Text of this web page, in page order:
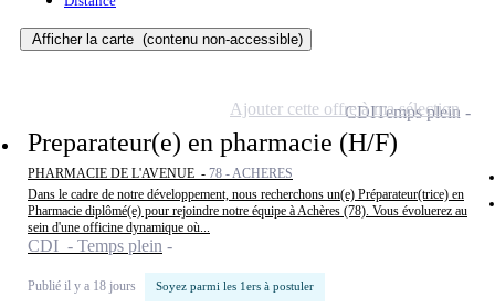
Afficher la carte (contenu non-accessible)
Preparateur(e) en pharmacie (H/F)
PHARMACIE DE L'AVENUE - 78 - ACHERES
Dans le cadre de notre développement, nous recherchons un(e) Préparateur(trice) en
Pharmacie diplômé(e) pour rejoindre notre équipe à Achères (78). Vous évoluerez au
sein d'une officine dynamique où...
CDI - Temps plein
Publié il y a 18 jours Soyez parmi les 1ers à postuler
CDITemps plein
Ajouter cette offre à ma sélection